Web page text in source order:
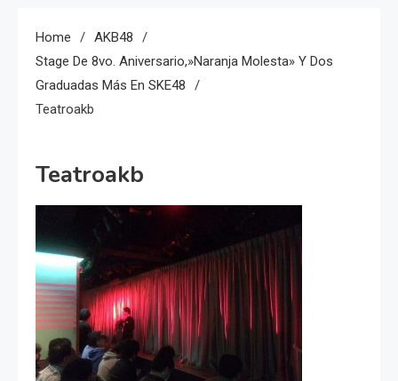
Home
AKB48
Stage De 8vo. Aniversario,»Naranja Molesta» Y Dos
Graduadas Más En SKE48
Teatroakb
Teatroakb